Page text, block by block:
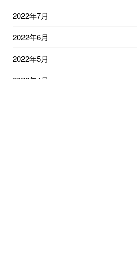
2022年7月
2022年6月
2022年5月
2022年4月